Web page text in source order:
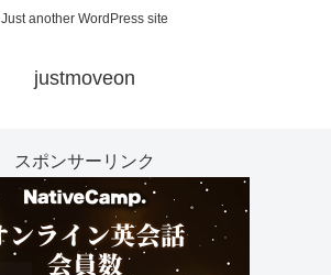
Just another WordPress site
justmoveon
スポンサーリンク